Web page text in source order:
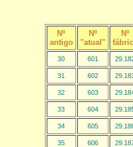
Nº
antigo
Nº
"atual"
Nº
30 601
31 602
32 603
33 604
34 605
35 606